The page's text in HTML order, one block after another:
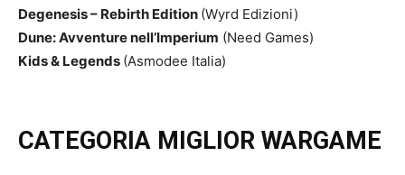
Degenesis – Rebirth Edition (Wyrd Edizioni)
Dune: Avventure nell’Imperium (Need Games)
Kids & Legends (Asmodee Italia)
CATEGORIA MIGLIOR WARGAME